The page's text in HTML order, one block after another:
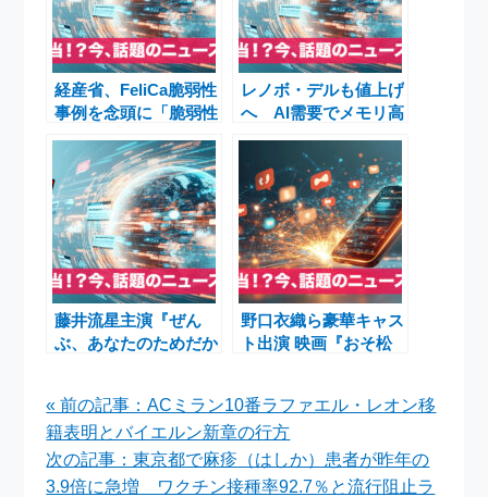
経産省、FeliCa脆弱性
事例を念頭に「脆弱性
を呼びかけ｜itmedia
レノボ・デルも値上げ
へ AI需要でメモリ高
ターも「早めの購入」
を呼びかけ
藤井流星主演『ぜん
ぶ、あなたのためだか
賛！結婚式不穏シーン
＆妹の式振り返り
野口衣織ら豪華キャス
ト出演 映画『おそ松
« 前の記事：ACミラン10番ラファエル・レオン移
籍表明とバイエルン新章の行方
次の記事：東京都で麻疹（はしか）患者が昨年の
3.9倍に急増 ワクチン接種率92.7％と流行阻止ラ